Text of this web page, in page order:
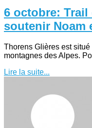
6 octobre:
soutenir Noam
Thorens Glières est
montagnes des Alpes.
Lire la suite...